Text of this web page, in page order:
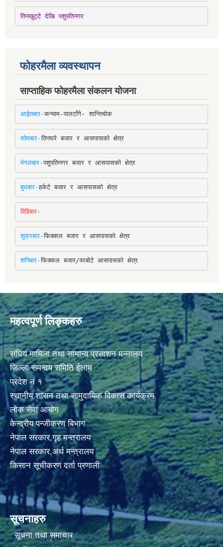
तिनखुट्टे देखि पशुपतिनगर
फोहरमैला व्यवस्थापन
साप्ताहिक फोहरमैला संकलन योजना
आईतबार-कन्याम-पालटाँगे- शान्तिचोक
सोमबार-तिनघरे बजार र आसपासको क्षेत्र
मंगलबार-पशुपतिनगर बजार र आसपासको क्षेत्र
बुधबार-हर्कटे बजार र आसपासको क्षेत्र
विहिबार-
शुक्रबार-फिक्कल बजार र आसपासको क्षेत्र
शनिबार-फिक्कल बजार/वरबोटे आसपासको क्षेत्र
महत्वपूर्ण लिङ्कहरु
संघिय मामिला तथा सामान्य प्रसाशन मन्नालय
जिल्ला समन्वय समिति ईलाम
प्रदेश नं १
स्थानीय शासन तथा सामुदायिक विकास कार्यक्रम
लोक सेवा आयोग
केन्द्रीय पन्जीकरण बिभाग
नेपाल सरकार,गृह मन्त्रालय
नेपाल सरकार,अर्थ मन्त्रालय
किसान सूचीकरण दर्ता प्रणाली
सूचनाहरु
सूचना तथा समाचार